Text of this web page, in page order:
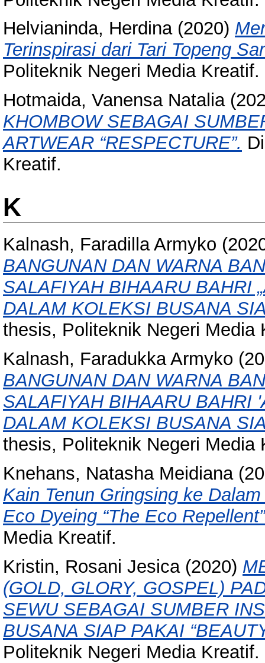
Helvianinda, Herdina(2020)
Terinspirasi dari Tari Topeng
Politeknik Negeri Media Kreatif.
Hotmaida, Vanensa Natalia
KHOMBOW SEBAGAI
ARTWEAR “RESPECTURE”.
Kreatif.
K
Kalnash, Faradilla Armyko
BANGUNAN DAN WARNA
SALAFIYAH BIHAARU BAHRI
DALAM KOLEKSI BUSANA
thesis, Politeknik Negeri Media
Kalnash, Faradukka Armyko
BANGUNAN DAN WARNA
SALAFIYAH BIHAARU BAHRI
DALAM KOLEKSI BUSANA
thesis, Politeknik Negeri Media
Knehans, Natasha Meidiana
Kain Tenun Gringsing ke
Eco Dyeing “The Eco
Media Kreatif.
Kristin, Rosani Jesica(2020)
(GOLD, GLORY, GOSPEL)
SEWU SEBAGAI SUMBER
BUSANA SIAP PAKAI
Politeknik Negeri Media Kreatif.